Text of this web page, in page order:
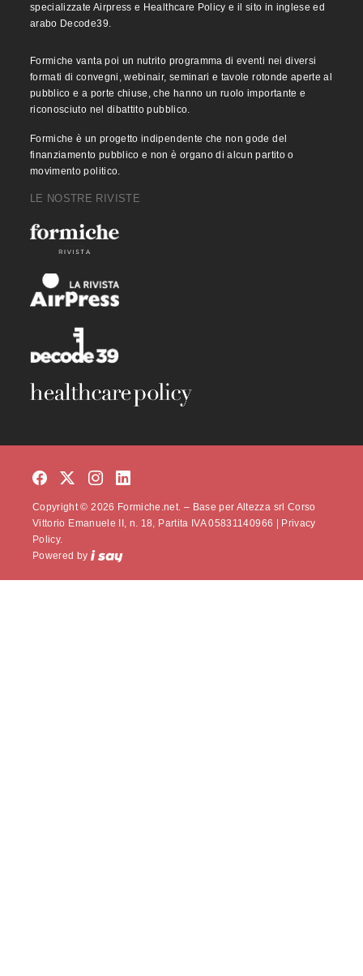
specializzate Airpress e Healthcare Policy e il sito in inglese ed
arabo Decode39.
Formiche vanta poi un nutrito programma di eventi nei diversi
formati di convegni, webinair, seminari e tavole rotonde aperte al
pubblico e a porte chiuse, che hanno un ruolo importante e
riconosciuto nel dibattito pubblico.
Formiche è un progetto indipendente che non gode del
finanziamento pubblico e non è organo di alcun partito o
movimento politico.
LE NOSTRE RIVISTE
Copyright © 2026 Formiche.net. – Base per Altezza srl Corso
Vittorio Emanuele II, n. 18, Partita IVA 05831140966 | Privacy
Policy.
Powered by